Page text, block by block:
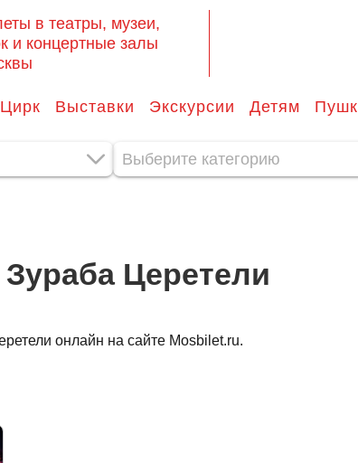
в театры, музеи,
и концертные залы
Цирк Выставки Экскурсии Детям
Выберите категорию
Церетели
онлайн на сайте Mosbilet.ru.